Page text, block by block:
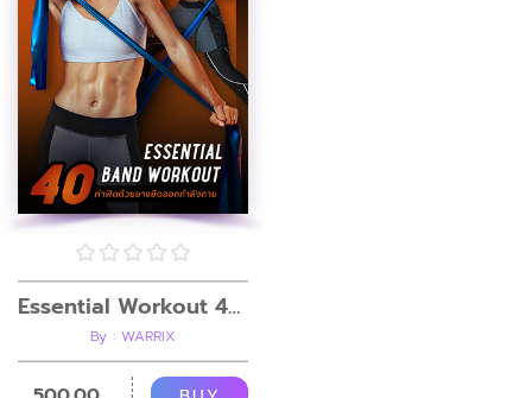
Essential Workout 40 ได้ทั่งตัว ด้วยยางยืด ( Resistance Band )
By : WARRIX